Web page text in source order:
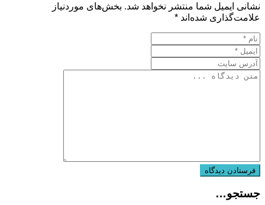
نشانی ایمیل شما منتشر نخواهد شد. بخش‌های موردنیاز
علامت‌گذاری شده‌اند *
جستجو…